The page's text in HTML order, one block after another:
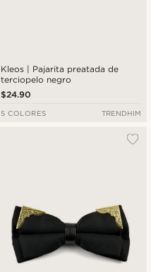
Kleos | Pajarita preatada de
terciopelo negro
$24.90
5 COLORES TRENDHIM